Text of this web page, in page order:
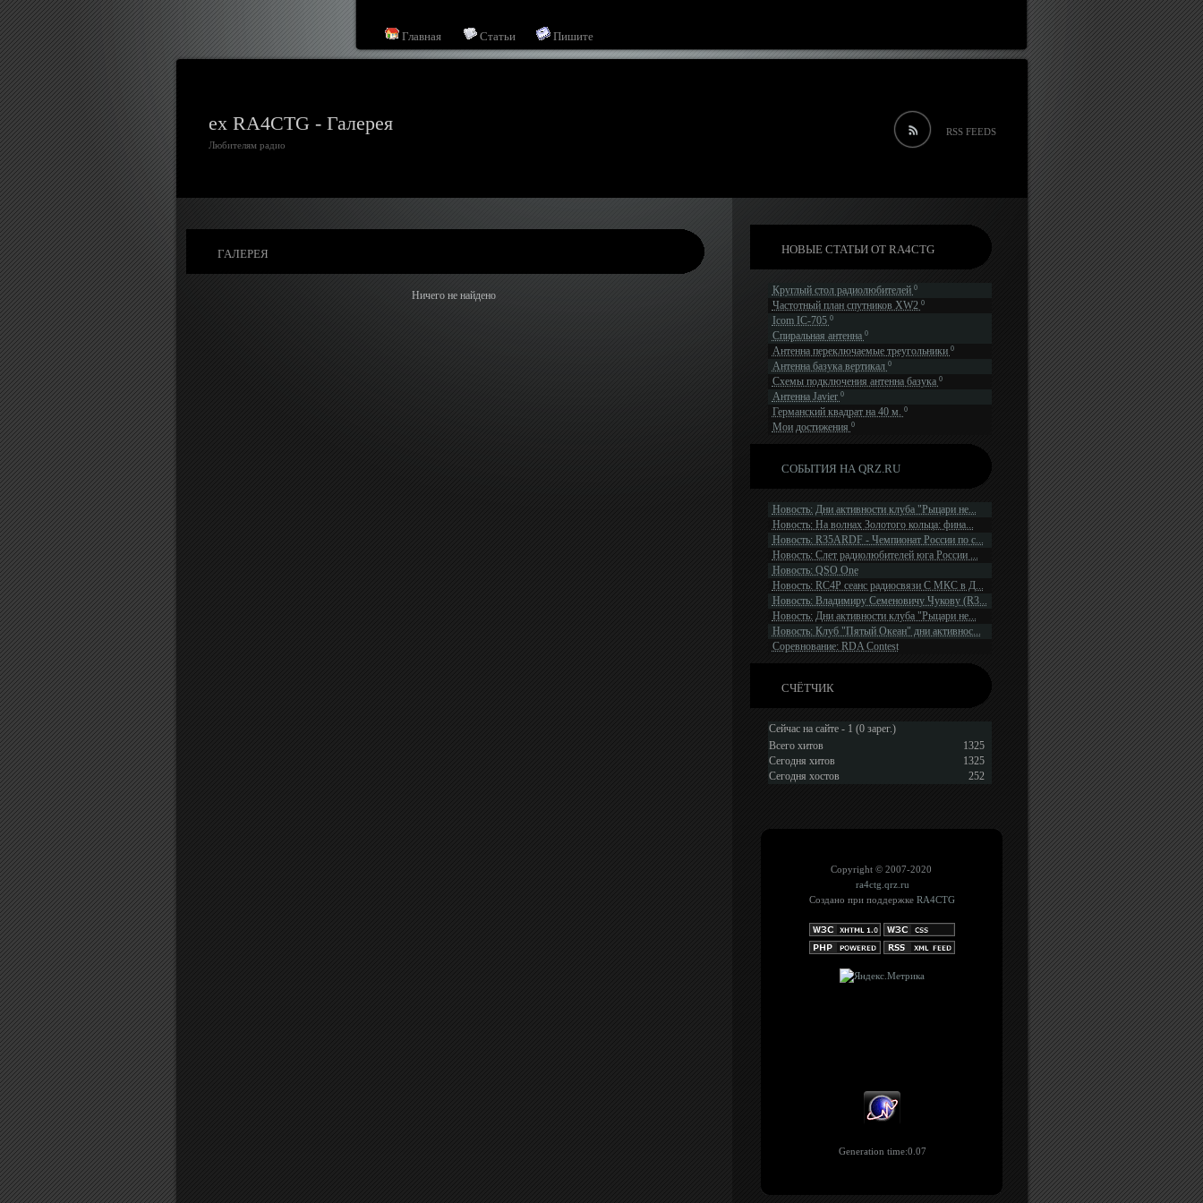
Главная Статьи Пишите
ex RA4CTG - Галерея
Любителям радио
RSS FEEDS
ГАЛЕРЕЯ
Ничего не найдено
НОВЫЕ СТАТЬИ ОТ RA4CTG
Круглый стол радиолюбителей 0
Частотный план спутников XW2 0
Icom IC-705 0
Спиральная антенна 0
Антенна переключаемые треугольники 0
Антенна базука вертикал 0
Схемы подключения антенна базука 0
Антенна Javier 0
Германский квадрат на 40 м. 0
Мои достижения 0
СОБЫТИЯ НА QRZ.RU
Новость: Дни активности клуба "Рыцари не...
Новость: На волнах Золотого кольца: фина...
Новость: R35ARDF - Чемпионат России по с...
Новость: Слет радиолюбителей юга России ...
Новость: QSO One
Новость: RC4P сеанс радиосвязи С МКС в Д...
Новость: Владимиру Семеновичу Чукову (R3...
Новость: Дни активности клуба "Рыцари не...
Новость: Клуб "Пятый Океан" дни активнос...
Соревнование: RDA Contest
СЧЁТЧИК
Сейчас на сайте - 1 (0 зарег.)
Всего хитов
1325
Сегодня хитов
1325
Сегодня хостов
252
Copyright © 2007-2020
ra4ctg.qrz.ru
Создано при поддержке RA4CTG
Generation time:0.07